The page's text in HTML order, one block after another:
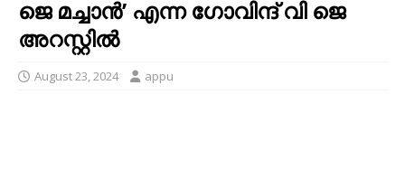
ജെ മച്ചാൻ’ എന്ന ഗോവിന്ദ് വി ജെ
അറസ്റ്റിൽ
August 23, 2024 appu